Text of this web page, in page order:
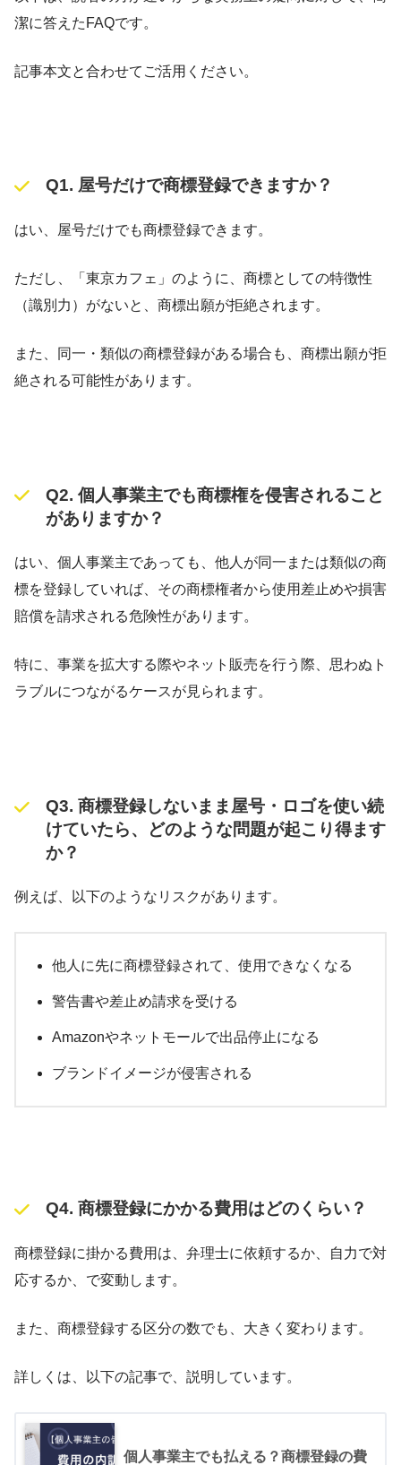
潔に答えたFAQです。
記事本文と合わせてご活用ください。
Q1. 屋号だけで商標登録できますか？
はい、屋号だけでも商標登録できます。
ただし、「東京カフェ」のように、商標としての特徴性
（識別力）がないと、商標出願が拒絶されます。
また、同一・類似の商標登録がある場合も、商標出願が拒
絶される可能性があります。
Q2. 個人事業主でも商標権を侵害されること
がありますか？
はい、個人事業主であっても、他人が同一または類似の商
標を登録していれば、その商標権者から使用差止めや損害
賠償を請求される危険性があります。
特に、事業を拡大する際やネット販売を行う際、思わぬト
ラブルにつながるケースが見られます。
Q3. 商標登録しないまま屋号・ロゴを使い続
けていたら、どのような問題が起こり得ます
か？
例えば、以下のようなリスクがあります。
他人に先に商標登録されて、使用できなくなる
警告書や差止め請求を受ける
Amazonやネットモールで出品停止になる
ブランドイメージが侵害される
Q4. 商標登録にかかる費用はどのくらい？
商標登録に掛かる費用は、弁理士に依頼するか、自力で対
応するか、で変動します。
また、商標登録する区分の数でも、大きく変わります。
詳しくは、以下の記事で、説明しています。
個人事業主でも払える？商標登録の費